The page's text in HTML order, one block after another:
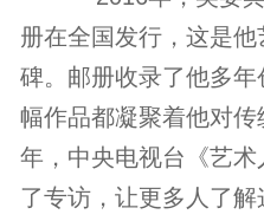
册在全国发行，这是
碑。邮册收录了他多
幅作品都凝聚着他对
年，中央电视台《艺
了专访，让更多人了